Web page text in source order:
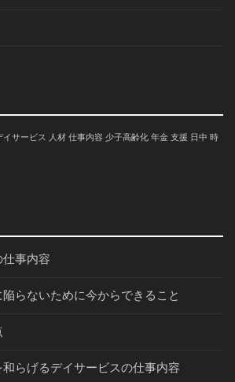
イサービス 人材 仕事内容 少子高齢化 年金 支援 日中 時
事内容
らないために今からできること
らげるデイサービスの仕事内容